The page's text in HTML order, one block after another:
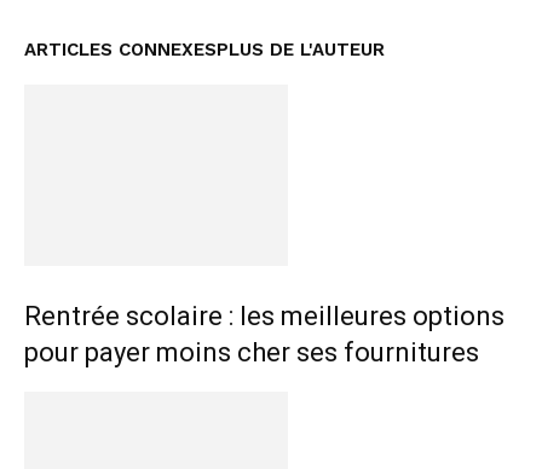
ARTICLES CONNEXESPLUS DE L'AUTEUR
Rentrée scolaire : les meilleures options
pour payer moins cher ses fournitures